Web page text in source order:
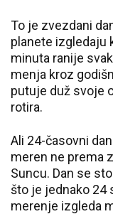
To je zvezdani
planete izgledaju
minuta ranije
menja kroz
putuje duž svoje
rotira.
Ali 24-časovni
meren ne prema
Suncu. Dan se
što je jednako 24
merenje izgleda